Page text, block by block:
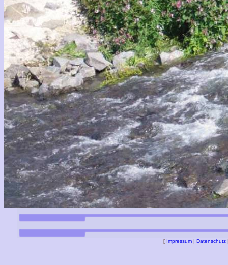
[ Impressum | Datenschutz